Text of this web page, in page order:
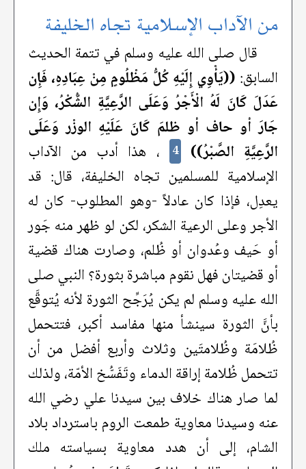
من الآداب الإسلامية تجاه الخليفة
قال صلى الله عليه وسلم في تتمة الحديث
السابق: ((يَأْوِي إِلَيْهِ كُلُّ مَظْلُومٍ مِنْ عِبَادِهِ، فَإِن
عَدَلَ كَانَ لَهُ الْأَجْرُ وَعَلَى الرَّعِيَّةِ الشُّكْرُ، وَإِن
جَارَ أو حاف أو ظلمَ كَانَ عَلَيْهِ الوزْر وَعَلَى
الرَّعِيَّةِ الصَّبْرُ))
4
، هذا أدب من الآداب
الإسلامية للمسلمين تجاه الخليفة، قال: قد
يعدِل، فإذا كان عادلاً -وهو المطلوب- كان له
الأجر وعلى الرعية الشكر، لكن لو ظهر منه جَور
أو حَيف وعُدوان أو ظُلم، وصارت هناك قضية
أو قضيتان فهل نقوم مباشرة بثورة؟ النبي صلى
الله عليه وسلم لم يكن يُرَجِّح الثورة لأنه يُتوقَّع
بأنَّ الثورة سينشأ منها مفاسد أكبر، فتتحمل
ظُلامَة وظُلامتَين وثلاث وأربع أفضل من أن
تتحمل ظُلامة إراقة الدماء وتَفَسُّخ الأمّة، ولذلك
لما صار هناك خلاف بين سيدنا علي رضي الله
عنه وسيدنا معاوية طمعت الروم باسترداد بلاد
الشام، إلى أن هدد معاوية بسياسته ملك